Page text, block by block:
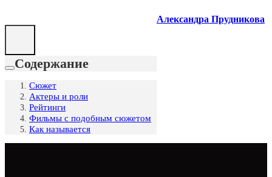
Александра Прудникова
Содержание
Сюжет
Актеры и роли
Рейтинги
Фильмы с подобным сюжетом
Как называется